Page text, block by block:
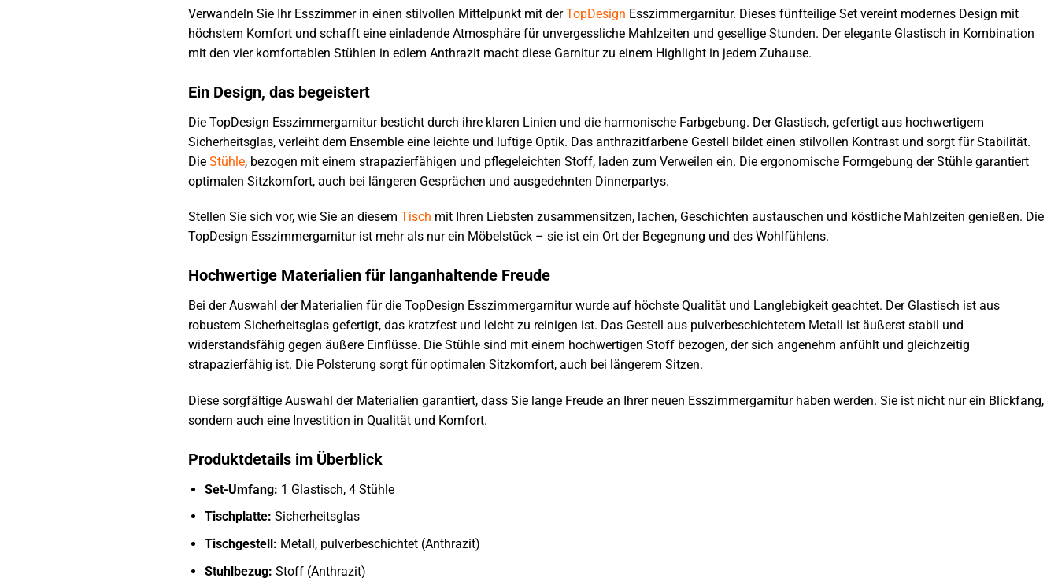
Verwandeln Sie Ihr Esszimmer in einen stilvollen Mittelpunkt mit derTopDesign Esszimmergarnitur. Dieses fünfteilige Set vereint modernes Design mit
höchstem Komfort und schafft eine einladende Atmosphäre für unvergessliche Mahlzeiten und gesellige Stunden. Der elegante Glastisch in Kombination
mit den vier komfortablen Stühlen in edlem Anthrazit macht diese Garnitur zu einem Highlight in jedem Zuhause.
Ein Design, das begeistert
Die TopDesign Esszimmergarnitur besticht durch ihre klaren Linien und die harmonische Farbgebung. Der Glastisch, gefertigt aus hochwertigem
Sicherheitsglas, verleiht dem Ensemble eine leichte und luftige Optik. Das anthrazitfarbene Gestell bildet einen stilvollen Kontrast und sorgt für Stabilität.
Die Stühle, bezogen mit einem strapazierfähigen und pflegeleichten Stoff, laden zum Verweilen ein. Die ergonomische Formgebung der Stühle garantiert
optimalen Sitzkomfort, auch bei längeren Gesprächen und ausgedehnten Dinnerpartys.
Stellen Sie sich vor, wie Sie an diesem Tisch mit Ihren Liebsten zusammensitzen, lachen, Geschichten austauschen und köstliche Mahlzeiten genießen. Die
TopDesign Esszimmergarnitur ist mehr als nur ein Möbelstück – sie ist ein Ort der Begegnung und des Wohlfühlens.
Hochwertige Materialien für langanhaltende Freude
Bei der Auswahl der Materialien für die TopDesign Esszimmergarnitur wurde auf höchste Qualität und Langlebigkeit geachtet. Der Glastisch ist aus
robustem Sicherheitsglas gefertigt, das kratzfest und leicht zu reinigen ist. Das Gestell aus pulverbeschichtetem Metall ist äußerst stabil und
widerstandsfähig gegen äußere Einflüsse. Die Stühle sind mit einem hochwertigen Stoff bezogen, der sich angenehm anfühlt und gleichzeitig
strapazierfähig ist. Die Polsterung sorgt für optimalen Sitzkomfort, auch bei längerem Sitzen.
Diese sorgfältige Auswahl der Materialien garantiert, dass Sie lange Freude an Ihrer neuen Esszimmergarnitur haben werden. Sie ist nicht nur ein Blickfang,
sondern auch eine Investition in Qualität und Komfort.
Produktdetails im Überblick
Set-Umfang: 1 Glastisch, 4 Stühle
Tischplatte: Sicherheitsglas
Tischgestell: Metall, pulverbeschichtet (Anthrazit)
Stuhlbezug: Stoff (Anthrazit)